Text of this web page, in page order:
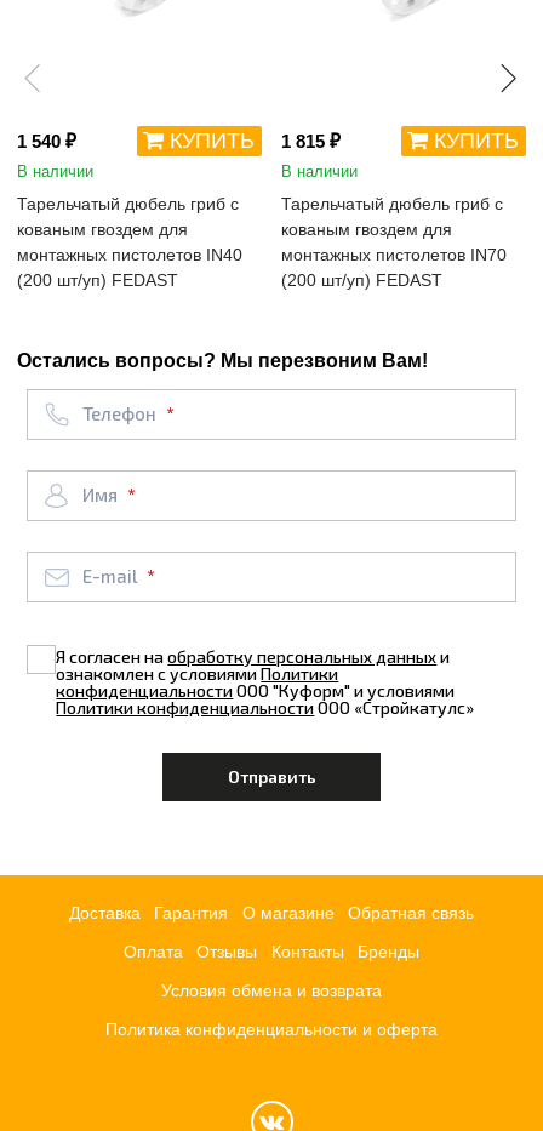
1 540 ₽ КУПИТЬ
В наличии
Тарельчатый дюбель гриб с
кованым гвоздем для
монтажных пистолетов IN40
(200 шт/уп) FEDAST
1 815 ₽ КУПИТЬ
В наличии
Тарельчатый дюбель гриб с
кованым гвоздем для
монтажных пистолетов IN70
(200 шт/уп) FEDAST
Остались вопросы? Мы перезвоним Вам!
Телефон
Имя
E-mail
Я согласен наобработку персональных данныхи
ознакомлен с условиямиПолитики
конфиденциальностиООО "Куформ" и условиями
Политики конфиденциальностиООО «Стройкатулс»
Доставка Гарантия О магазине Обратная связь
Оплата Отзывы Контакты Бренды
Условия обмена и возврата
Политика конфиденциальности и оферта